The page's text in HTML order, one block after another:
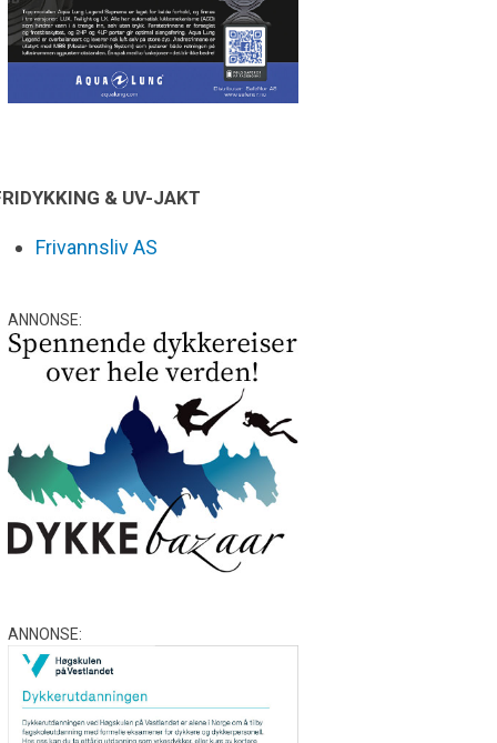
& UV-JAKT
Frivannsliv AS
ANNONSE:
ANNONSE: